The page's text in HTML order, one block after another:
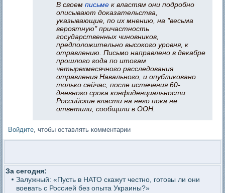
В своемписьме к властям они подробно
описывают доказательства,
указывающие, по их мнению, на "весьма
вероятную" причастность
государственных чиновников,
предположительно высокого уровня, к
отравлению. Письмо направлено в декабре
прошлого года по итогам
четырехмесячного расследования
отравления Навального, и опубликовано
только сейчас, после истечения 60-
дневного срока конфиденциальности.
Российские власти на него пока не
ответили, сообщили в ООН.
Войдите, чтобы оставлять комментарии
За сегодня:
Залужный: «Пусть в НАТО скажут честно, готовы ли они
воевать с Россией без опыта Украины?»